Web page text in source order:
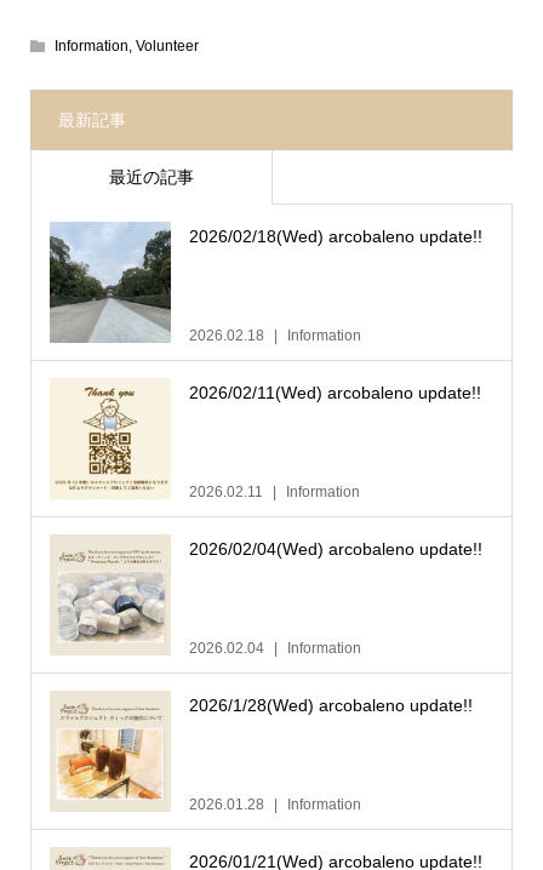
Information, Volunteer
最新記事
最近の記事
2026/02/18(Wed) arcobaleno update!!
2026.02.18 Information
2026/02/11(Wed) arcobaleno update!!
2026.02.11 Information
2026/02/04(Wed) arcobaleno update!!
2026.02.04 Information
2026/1/28(Wed) arcobaleno update!!
2026.01.28 Information
2026/01/21(Wed) arcobaleno update!!